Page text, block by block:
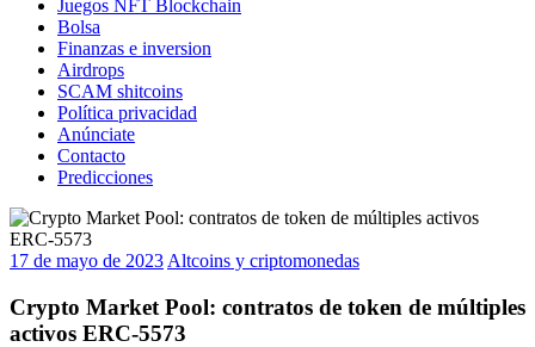
Juegos NFT Blockchain
Bolsa
Finanzas e inversion
Airdrops
SCAM shitcoins
Política privacidad
Anúnciate
Contacto
Predicciones
17 de mayo de 2023 Altcoins y criptomonedas
Crypto Market Pool: contratos de token de múltiples
activos ERC-5573